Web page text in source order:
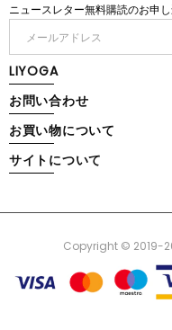
ニュースレター無料購読のお申
LIYOGA
お問い合わせ
お買い物について
サイトについて
Copyright © 2019-